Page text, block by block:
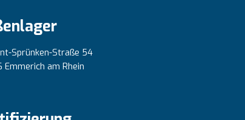
Sprünken-Straße 54
Emmerich am Rhein